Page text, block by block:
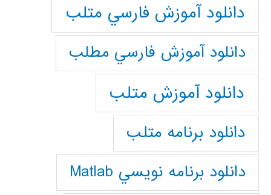
دانلود آموزش فارسي متلب
دانلود آموزش فارسي مطلب
دانلود آموزش متلب
دانلود برنامه متلب
دانلود برنامه نويسي Matlab